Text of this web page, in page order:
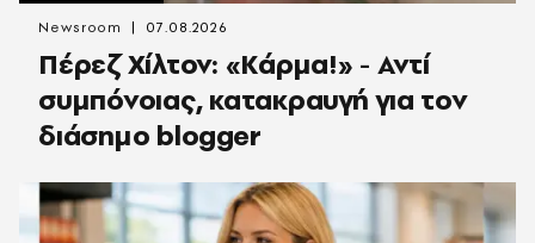
Πέρεζ Χίλτον: «Κάρμα!» - Αντί
συμπόνοιας, κατακραυγή για τον
διάσημο blogger
Newsroom 07.08.2026